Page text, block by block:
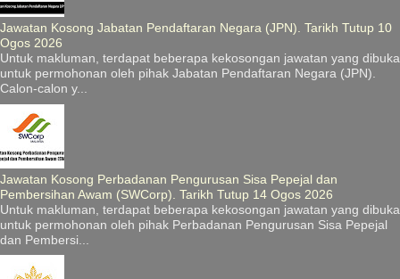
Jawatan Kosong Jabatan Pendaftaran Negara (JPN). Tarikh Tutup 10
Ogos 2026
Untuk makluman, terdapat beberapa kekosongan jawatan yang dibuka
untuk permohonan oleh pihak Jabatan Pendaftaran Negara (JPN).
Calon-calon y...
Jawatan Kosong Perbadanan Pengurusan Sisa Pepejal dan
Pembersihan Awam (SWCorp). Tarikh Tutup 14 Ogos 2026
Untuk makluman, terdapat beberapa kekosongan jawatan yang dibuka
untuk permohonan oleh pihak Perbadanan Pengurusan Sisa Pepejal
dan Pembersi...